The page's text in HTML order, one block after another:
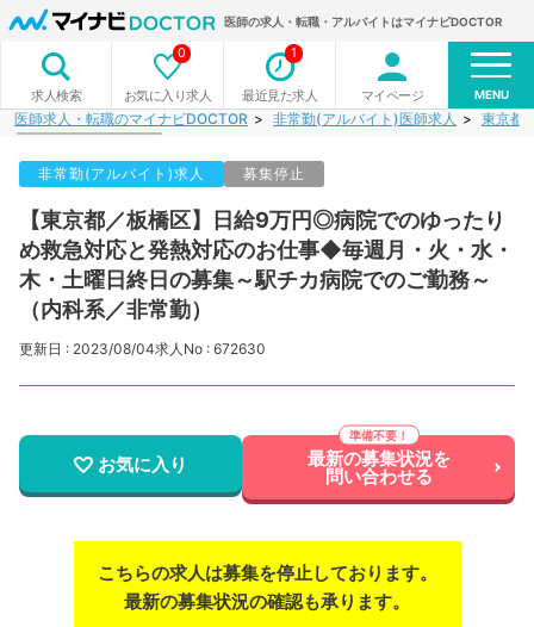
医師の求人・転職・アルバイトはマイナビDOCTOR
求人検索 お気に入り求人
0
最近見た求人
1
マイページ MENU
医師求人・転職のマイナビDOCTOR 非常勤(アルバイト)医師求人 東京都
非常勤(アルバイト)求人 募集停止
【東京都／板橋区】日給9万円◎病院でのゆったり
め救急対応と発熱対応のお仕事◆毎週月・火・水・
木・土曜日終日の募集～駅チカ病院でのご勤務～
（内科系／非常勤）
更新日 : 2023/08/04求人No : 672630
お気に入り 最新の募集状況を
問い合わせる
こちらの求人は募集を停止しております。
最新の募集状況の確認も承ります。